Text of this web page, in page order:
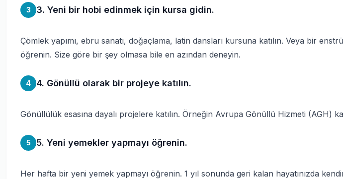
3 3. Yeni bir hobi edinmek için kursa gidin.
Çömlek yapımı, ebru sanatı, doğaçlama, latin dansları kursuna katılın. Veya bir
öğrenin. Size göre bir şey olmasa bile en azından deneyin.
4 4. Gönüllü olarak bir projeye katılın.
Gönüllülük esasına dayalı projelere katılın. Örneğin Avrupa Gönüllü Hizmeti (AGH)
5 5. Yeni yemekler yapmayı öğrenin.
Her hafta bir yeni yemek yapmayı öğrenin. 1 yıl sonunda geri kalan hayatınızda